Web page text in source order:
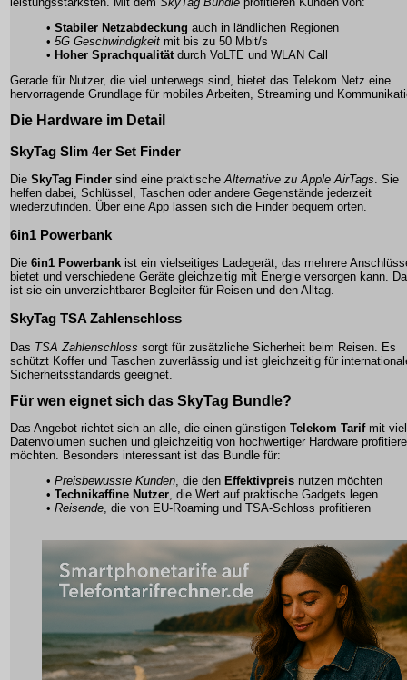
• Stabiler Netzabdeckung auch in ländlichen Regionen
• 5G Geschwindigkeit mit bis zu 50 Mbit/s
• Hoher Sprachqualitätdurch VoLTE und WLAN Call
Gerade für Nutzer, die viel unterwegs sind, bietet das Telekom Netz eine
hervorragende Grundlage für mobiles Arbeiten, Streaming und
Die Hardware im Detail
SkyTag Slim 4er Set Finder
Die SkyTag Finder sind eine praktische Alternative zu Apple AirTags . Sie
helfen dabei, Schlüssel, Taschen oder andere Gegenstände jederzeit
wiederzufinden. Über eine App lassen sich die Finder bequem orten.
6in1 Powerbank
Die 6in1 Powerbank ist ein vielseitiges Ladegerät, das mehrere
bietet und verschiedene Geräte gleichzeitig mit Energie versorgen kann.
ist sie ein unverzichtbarer Begleiter für Reisen und den Alltag.
SkyTag TSA Zahlenschloss
Das TSA Zahlenschloss sorgt für zusätzliche Sicherheit beim Reisen. Es
schützt Koffer und Taschen zuverlässig und ist gleichzeitig für
Sicherheitsstandards geeignet.
Für wen eignet sich das SkyTag Bundle?
Das Angebot richtet sich an alle, die einen günstigen Telekom Tarifmit viel
Datenvolumen suchen und gleichzeitig von hochwertiger Hardware
möchten. Besonders interessant ist das Bundle für:
• Preisbewusste Kunden , die den Effektivpreis nutzen möchten
• Technikaffine Nutzer , die Wert auf praktische Gadgets legen
• Reisende , die von EU-Roaming und TSA-Schloss profitieren